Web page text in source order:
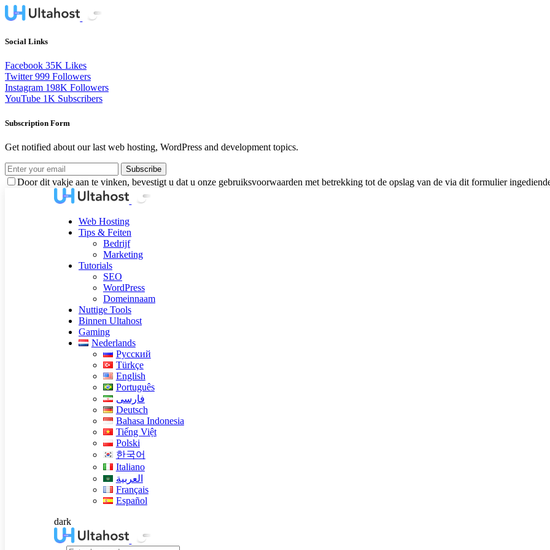
Social Links
Facebook 35K Likes
Twitter 999 Followers
Instagram 198K Followers
YouTube 1K Subscribers
Subscription Form
Get notified about our last web hosting, WordPress and development topics.
Subscribe
Door dit vakje aan te vinken, bevestigt u dat u onze gebruiksvoorwaarden met betrekking tot de opslag van de via dit formulier
Web Hosting
Tips & Feiten
Bedrijf
Marketing
Tutorials
SEO
WordPress
Domeinnaam
Nuttige Tools
Binnen Ultahost
Gaming
Nederlands
Русский
Türkçe
English
Português
فارسی
Deutsch
Bahasa Indonesia
Tiếng Việt
Polski
한국어
Italiano
العربية
Français
Español
dark